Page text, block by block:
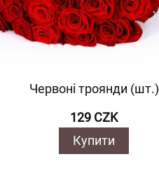
Червоні троянди (шт.)
129 CZK
Купити